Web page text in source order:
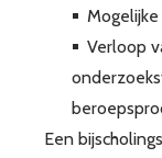
Verloop
Een